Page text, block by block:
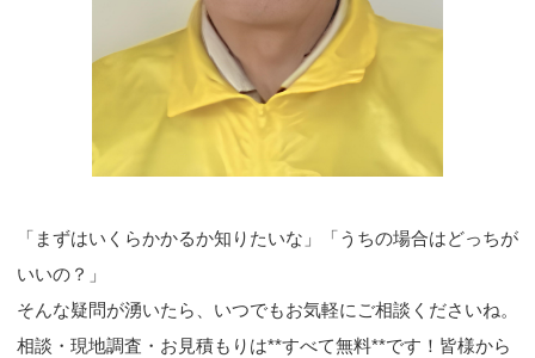
「まずはいくらかかるか知りたいな」「うちの場合はどっちが
いいの？」
そんな疑問が湧いたら、いつでもお気軽にご相談くださいね。
相談・現地調査・お見積もりは**すべて無料**です！皆様から